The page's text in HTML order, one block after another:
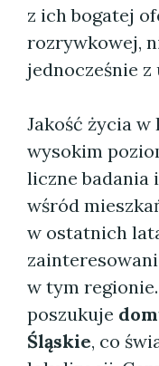
z ich bogatej
rozrywkowej,
jednocześnie
Jakość życia w
wysokim
liczne badania
wśród
w ostatnich
w tym
poszukuje
Śląskie, co